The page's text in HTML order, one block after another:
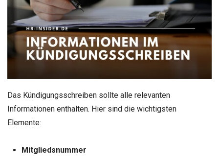
Das Kündigungsschreiben sollte alle relevanten
Informationen enthalten. Hier sind die wichtigsten
Elemente:
Mitgliedsnummer